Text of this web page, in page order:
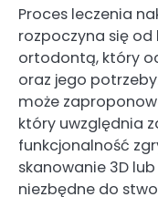
Proces leczenia
rozpoczyna się
ortodontą, który
oraz jego
może
który uwzględnia
funkcjonalność
skanowanie 3D
niezbędne do